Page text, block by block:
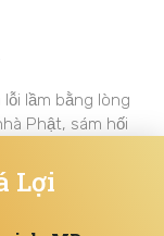
lầm bằng lòng
Phật, sám hối
Lợi